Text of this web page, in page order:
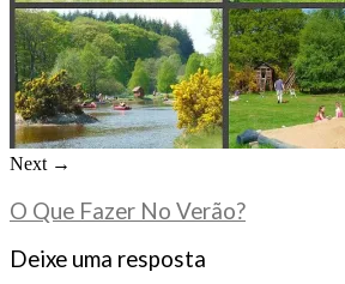
Next →
O Que Fazer No Verão?
Deixe uma resposta